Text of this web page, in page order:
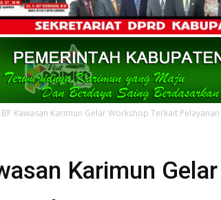
BP Kawasan Karimun Gelar Workshop Terkait
Karimun